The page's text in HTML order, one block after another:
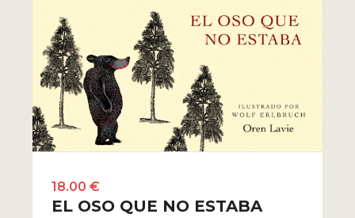
18.00 €
EL OSO QUE NO ESTABA